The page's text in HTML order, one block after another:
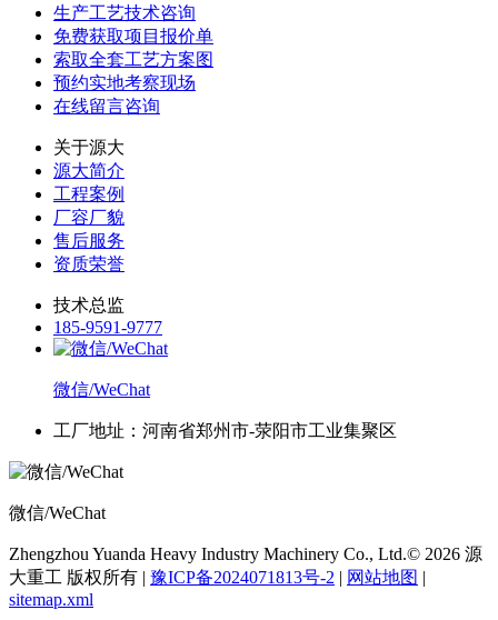
生产工艺技术咨询
免费获取项目报价单
索取全套工艺方案图
预约实地考察现场
在线留言咨询
关于源大
源大简介
工程案例
厂容厂貌
售后服务
资质荣誉
技术总监
185-9591-9777
微信/WeChat
工厂地址：河南省郑州市-荥阳市工业集聚区
微信/WeChat
Zhengzhou Yuanda Heavy Industry Machinery Co., Ltd.© 2026 源
大重工 版权所有 | 豫ICP备2024071813号-2 | 网站地图 |
sitemap.xml